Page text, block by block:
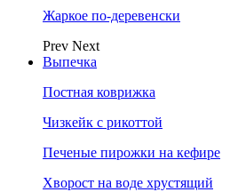
Жаркое по-деревенски
Prev Next
Выпечка
Постная коврижка
Чизкейк с рикоттой
Печеные пирожки на кефире
Хворост на воде хрустящий